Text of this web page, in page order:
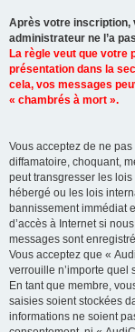
Après votre inscription,
administrateur ne l’a
La règle veut que votre
présentation dans la
cela, vos messages
« chambrés à mort ».
Vous acceptez de ne
diffamatoire, choquant,
peut transgresser les
hébergé ou les lois
bannissement immédiat
d’accès à Internet si
messages sont
Vous acceptez que «
verrouille n’importe quel
En tant que membre,
saisies soient stockées
informations ne soient